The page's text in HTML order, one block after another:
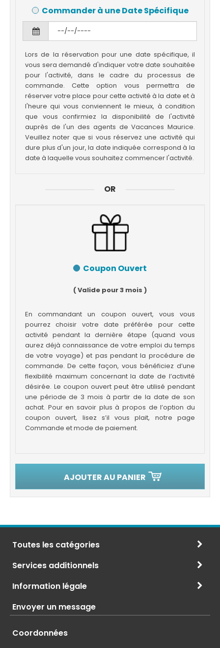
Commander à une Date Spécifique
Lors de la réservation pour une date spécifique, il
vous sera demandé d'indiquer votre date souhaitée
pour l'activité, dans le cadre du processus de
commande. Cette option vous permettra de
réserver votre place pour cette activité à la date et à
l'heure qui vous conviennent le mieux, à condition
que vous confirmiez la disponibilité de l'activité
auprès de l'un des agents de Vacances Maurice.
Veuillez noter que si vous réservez une activité qui
dure plus d'un jour, la date indiquée correspond à la
date à laquelle vous souhaitez commencer l'activité.
OR
Coupon Ouvert
( Valide pour 3 mois )
En commandant un coupon ouvert, vous vous
pourrez choisir votre date préférée pour cette
activité pendant la dernière étape (quand vous
aurez déjà connaissance de votre emploi du temps
de votre voyage) et pas pendant la procédure de
commande. De cette façon, vous bénéficiez d’une
flexibilité maximum concernant la date de l’activité
désirée. Le coupon ouvert peut être utilisé pendant
une période de 3 mois à partir de la date de son
achat. Pour en savoir plus à propos de l’option du
coupon ouvert, lisez s’il vous plait, notre page
Commande et mode de paiement.
AJOUTER AU PANIER
Toutes les catégories
Services additionnels
Information légale
Envoyer un message
Coordonnées